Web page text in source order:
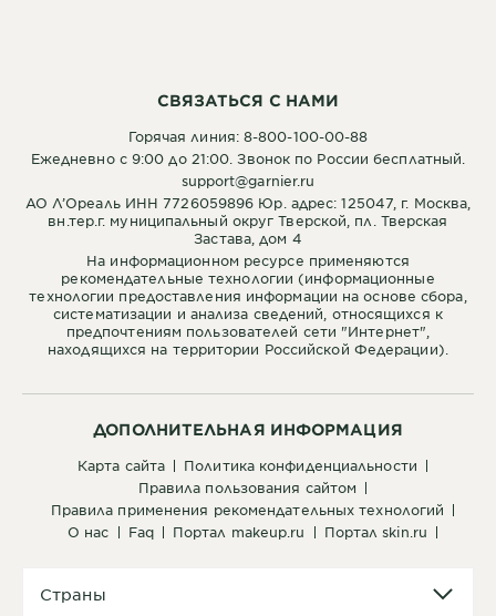
ДОПОЛНИТЕЛЬНАЯ ИНФОРМАЦИЯ
карта сайта
политика конфиденциальности
правила пользования сайтом
правила применения рекомендательных технологий
о нас
faq портал makeup.ru портал skin.ru
Страны
СВЯЗАТЬСЯ С НАМИ
Горячая линия: 8-800-100-00-88
Ежедневно с 9:00 до 21:00. Звонок по России бесплатный.
support@garnier.ru
АО Л’Ореаль ИНН 7726059896 Юр. адрес: 125047, г. Москва,
вн.тер.г. муниципальный округ Тверской, пл. Тверская
Застава, дом 4
На информационном ресурсе применяются
рекомендательные технологии (информационные
технологии предоставления информации на основе сбора,
систематизации и анализа сведений, относящихся к
предпочтениям пользователей сети "Интернет",
находящихся на территории Российской Федерации).